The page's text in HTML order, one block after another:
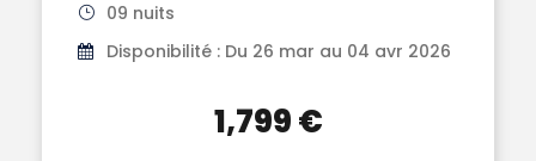
09 nuits
Disponibilité : Du 26 mar au 04 avr 2026
1,799 €